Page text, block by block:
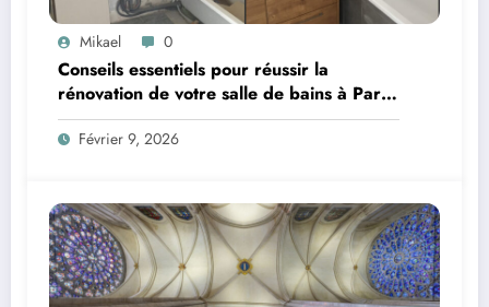
Mikael 0
Conseils essentiels pour réussir la
rénovation de votre salle de bains à Paris
et en Île-de-France
Février 9, 2026